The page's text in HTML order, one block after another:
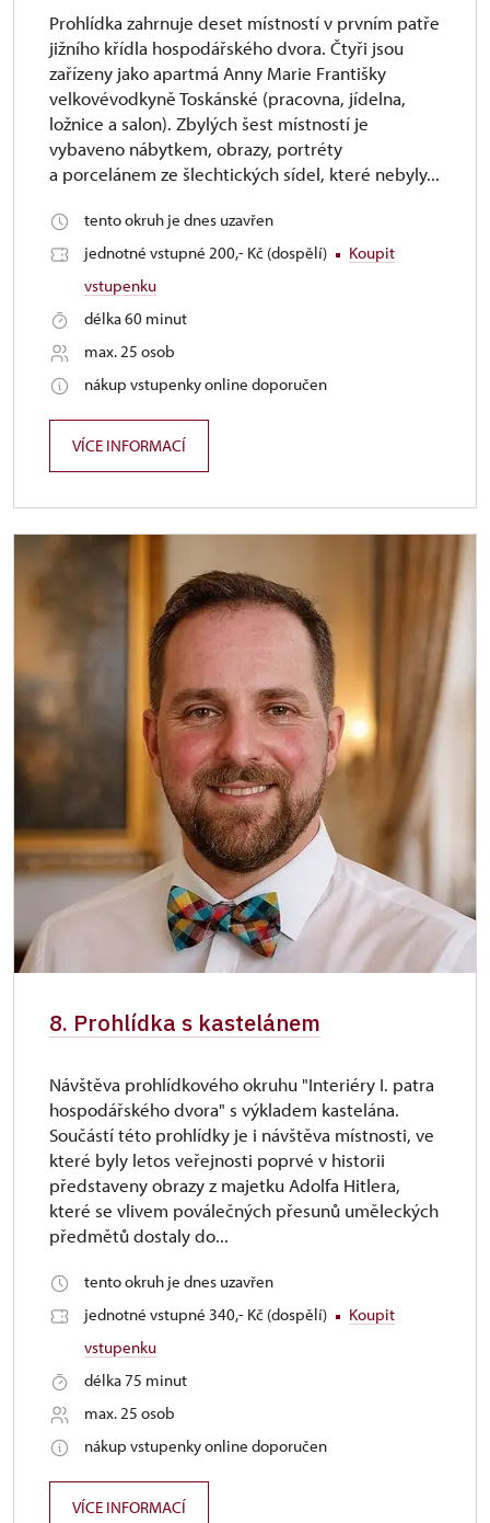
Prohlídka zahrnuje deset místností v prvním patře
jižního křídla hospodářského dvora. Čtyři jsou
zařízeny jako apartmá Anny Marie Františky
velkovévodkyně Toskánské (pracovna, jídelna,
ložnice a salon). Zbylých šest místností je
vybaveno nábytkem, obrazy, portréty
a porcelánem ze šlechtických sídel, které nebyly...
tento okruh je dnes uzavřen
jednotné vstupné 200,- Kč (dospělí)
Koupit
vstupenku
délka 60 minut
max. 25 osob
nákup vstupenky online doporučen
VÍCE INFORMACÍ
8. Prohlídka s kastelánem
Návštěva prohlídkového okruhu "Interiéry I. patra
hospodářského dvora" s výkladem kastelána.
Součástí této prohlídky je i návštěva místnosti, ve
které byly letos veřejnosti poprvé v historii
představeny obrazy z majetku Adolfa Hitlera,
které se vlivem poválečných přesunů uměleckých
předmětů dostaly do...
tento okruh je dnes uzavřen
jednotné vstupné 340,- Kč (dospělí)
Koupit
vstupenku
délka 75 minut
max. 25 osob
nákup vstupenky online doporučen
VÍCE INFORMACÍ